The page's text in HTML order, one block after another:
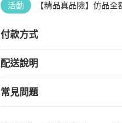
活動 【精品真品險】仿品
付款方式
配送說明
常見問題